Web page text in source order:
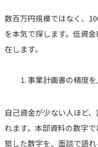
数百万円規模ではなく、
を本気で探します。低資
在します。
事業計画書の精度を
自己資金が少ない人ほど
れます。本部資料の数字
築した数字を、面談で語れ